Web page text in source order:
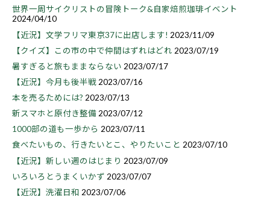
世界一周サイクリストの冒険トーク&自家焙煎珈琲イベント
2024/04/10
【近況】文学フリマ東京37に出店します! 2023/11/09
【クイズ】この市の中で仲間はずれはどれ 2023/07/19
暑すぎると旅もままならない 2023/07/17
【近況】今月も後半戦 2023/07/16
本を売るためには? 2023/07/13
新スマホと原付き整備 2023/07/12
1000部の道も一歩から 2023/07/11
食べたいもの、行きたいとこ、やりたいこと 2023/07/10
【近況】新しい週のはじまり 2023/07/09
いろいろとうまくいかず 2023/07/07
【近況】洗濯日和 2023/07/06